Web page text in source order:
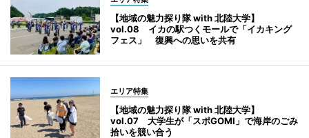
【地域の魅力探り隊 with 北陸大学】
vol.08 イカの駅つくモールで「イカキング
フェス」 復興への思いを共有
エリア特集
【地域の魅力探り隊 with 北陸大学】
vol.07 大学生が「スポGOMI」で海岸のごみ
拾いを競い合う